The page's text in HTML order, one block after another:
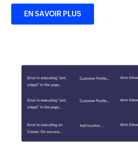
EN SAVOIR PLUS